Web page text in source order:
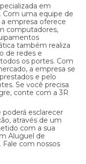
em
Com uma equipe de
empresa oferece
computadores,
também realiza
de redes e
os portes. Com
a empresa se
e pelo
Se você precisa
conte com a 3R
esclarecer
através de um
com a sua
Aluguel de
com nossos